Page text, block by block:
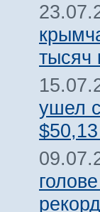
тысяч
ушел